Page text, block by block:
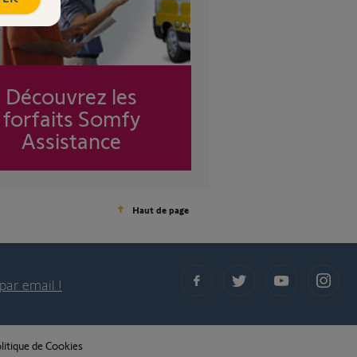
Découvrez les
forfaits Somfy
Assistance
Haut de page
email !
de Cookies